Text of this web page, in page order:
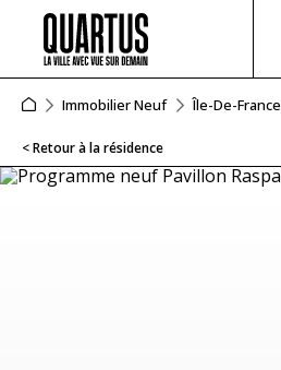
Immobilier Neuf Île-De-France
< Retour à la résidence